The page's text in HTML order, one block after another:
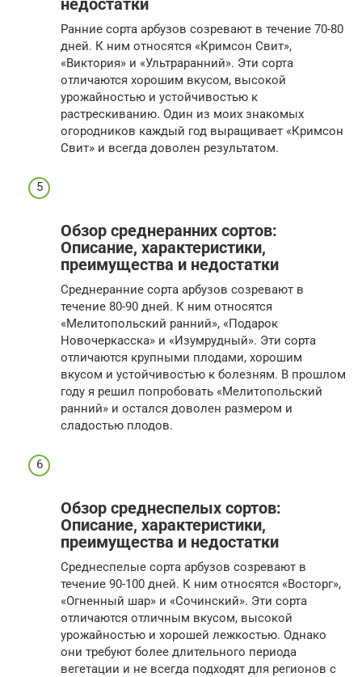
недостатки
Ранние сорта арбузов созревают в течение 70-80
дней. К ним относятся «Кримсон Свит»,
«Виктория» и «Ультраранний». Эти сорта
отличаются хорошим вкусом, высокой
урожайностью и устойчивостью к
растрескиванию. Один из моих знакомых
огородников каждый год выращивает «Кримсон
Свит» и всегда доволен результатом.
Обзор среднеранних сортов:
Описание, характеристики,
преимущества и недостатки
Среднеранние сорта арбузов созревают в
течение 80-90 дней. К ним относятся
«Мелитопольский ранний», «Подарок
Новочеркасска» и «Изумрудный». Эти сорта
отличаются крупными плодами, хорошим
вкусом и устойчивостью к болезням. В прошлом
году я решил попробовать «Мелитопольский
ранний» и остался доволен размером и
сладостью плодов.
Обзор среднеспелых сортов:
Описание, характеристики,
преимущества и недостатки
Среднеспелые сорта арбузов созревают в
течение 90-100 дней. К ним относятся «Восторг»,
«Огненный шар» и «Сочинский». Эти сорта
отличаются отличным вкусом, высокой
урожайностью и хорошей лежкостью. Однако
они требуют более длительного периода
вегетации и не всегда подходят для регионов с